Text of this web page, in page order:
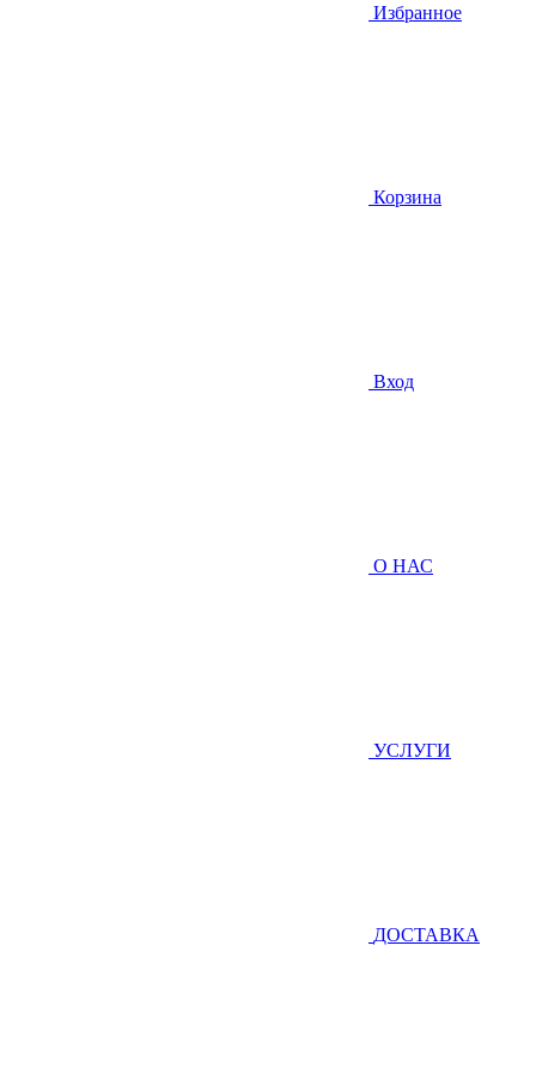
Избранное
Корзина
Вход
О НАС
УСЛУГИ
ДОСТАВКА